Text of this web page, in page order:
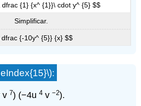
dfrac {1} {x^ {1}}\ cdot y^ {5} $$
Simplificar.
dfrac {-10y^ {5}} {x} $$
:
v 7) (−4u4 v−2).